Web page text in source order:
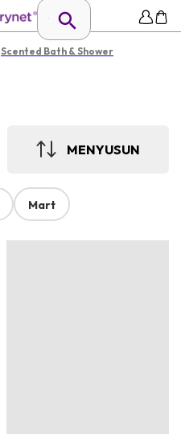
Scented Bath & Shower
MENYUSUN
Mart